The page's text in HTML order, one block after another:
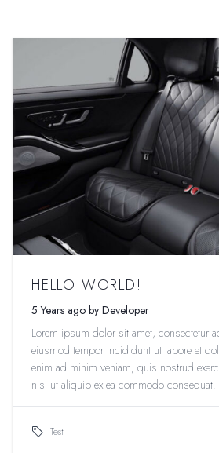
HELLO WORLD!
5 Years ago by Developer
Lorem ipsum dolor sit amet, consectetur
eiusmod tempor incididunt ut labore et
enim ad minim veniam, quis nostrud
nisi ut aliquip ex ea commodo consequat.
Test